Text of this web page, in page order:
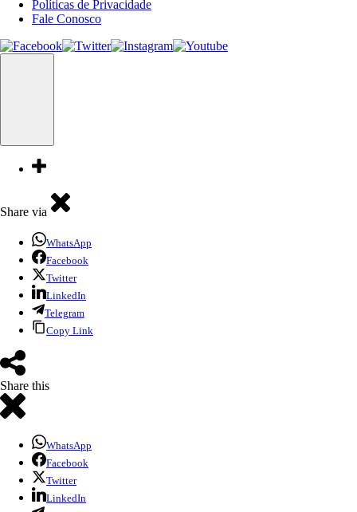
Políticas de Privacidade
Fale Conosco
Share via
WhatsApp
Facebook
Twitter
LinkedIn
Telegram
Copy Link
Share this
WhatsApp
Facebook
Twitter
LinkedIn